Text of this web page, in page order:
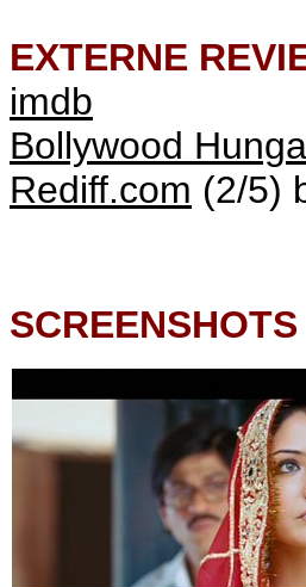
EXTERNE
imdb
Bollywood
Rediff.com (2/5)
SCREENSHOTS